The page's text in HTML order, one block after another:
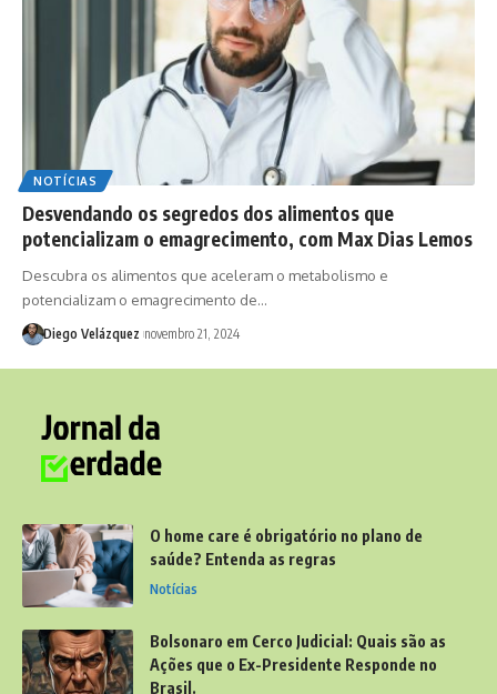
NOTÍCIAS
Desvendando os segredos dos alimentos que
potencializam o emagrecimento, com Max Dias Lemos
Descubra os alimentos que aceleram o metabolismo e
potencializam o emagrecimento de…
Diego Velázquez novembro 21, 2024
O home care é obrigatório no plano de
saúde? Entenda as regras
Notícias
Bolsonaro em Cerco Judicial: Quais são as
Ações que o Ex-Presidente Responde no
Brasil.